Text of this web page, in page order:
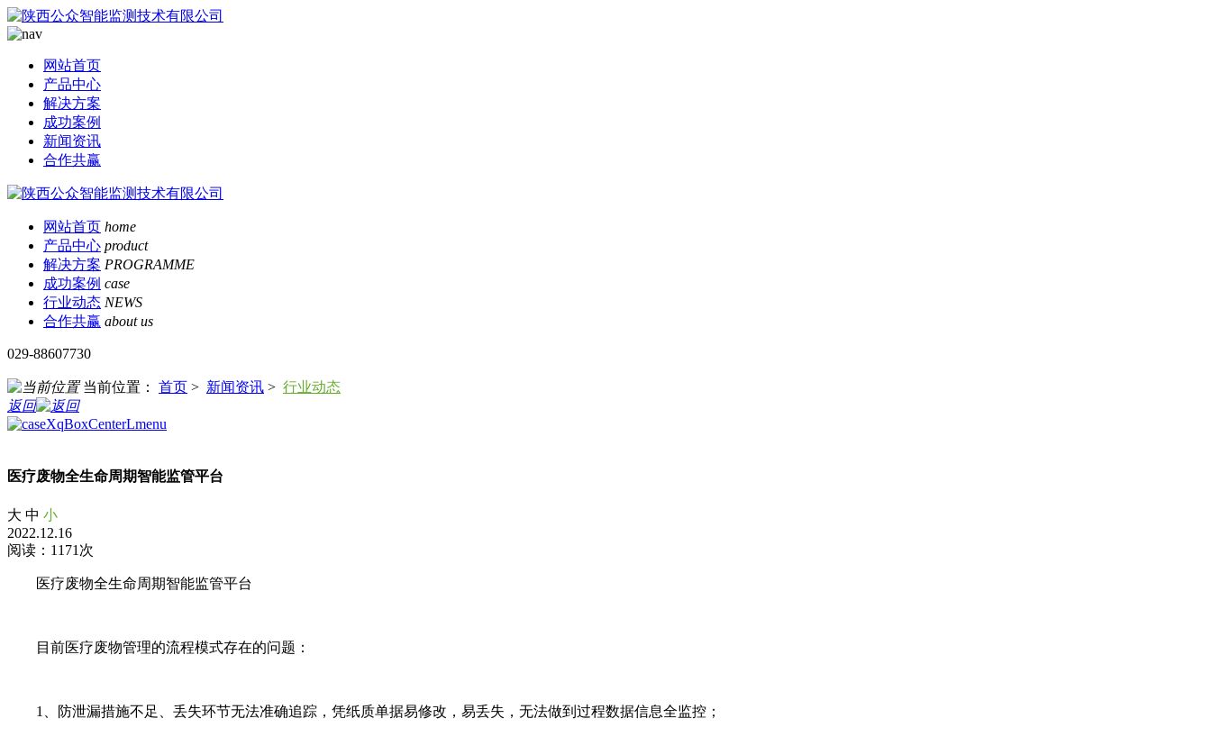
网站首页
产品中心
解决方案
成功案例
新闻资讯
合作共赢
网站首页 home
产品中心 product
解决方案 PROGRAMME
成功案例 case
行业动态 NEWS
合作共赢 about us
029-88607730
当前位置： 首页 > 新闻资讯 > 行业动态
返回
医疗废物全生命周期智能监管平台
大 中 小
2022.12.16
阅读：1171次
医疗废物全生命周期智能监管平台
目前医疗废物管理的流程模式存在的问题：
1、防泄漏措施不足、丢失环节无法准确追踪，凭纸质单据易修改，易丢失，无法做到过程数据信息全监控；